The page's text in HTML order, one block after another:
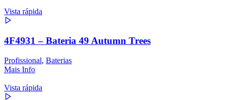
Vista rápida
4F4931 – Bateria 49 Autumn Trees
Profissional, Baterias
Mais Info
Vista rápida